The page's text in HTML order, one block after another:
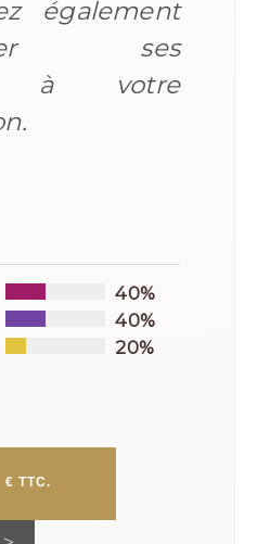
également
ses
à votre
40%
40%
20%
 € TTC.